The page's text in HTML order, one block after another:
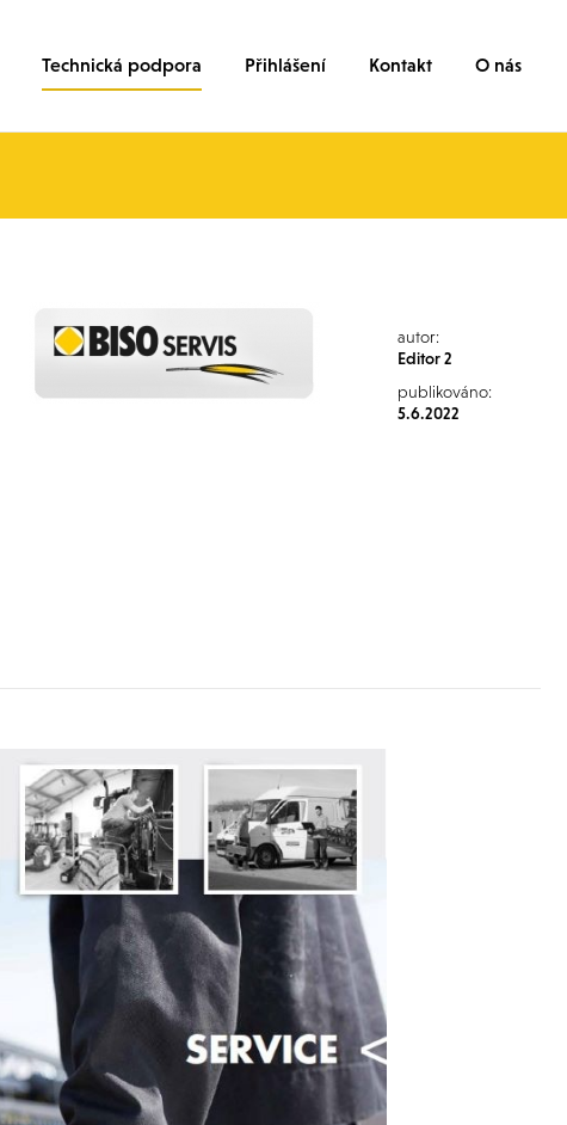
Technická podpora Přihlášení Kontakt O nás
autor:
Editor 2
publikováno:
5.6.2022